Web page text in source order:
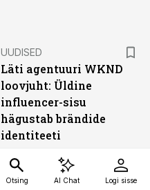
UUDISED
Läti agentuuri WKND
loovjuht: Üldine
influencer-sisu
hägustab brändide
identiteeti
UUDISED
Filmiettevõtte
Otsing AI Chat Logi sisse